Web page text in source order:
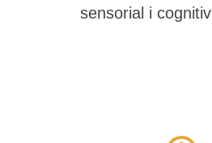
sensorial i